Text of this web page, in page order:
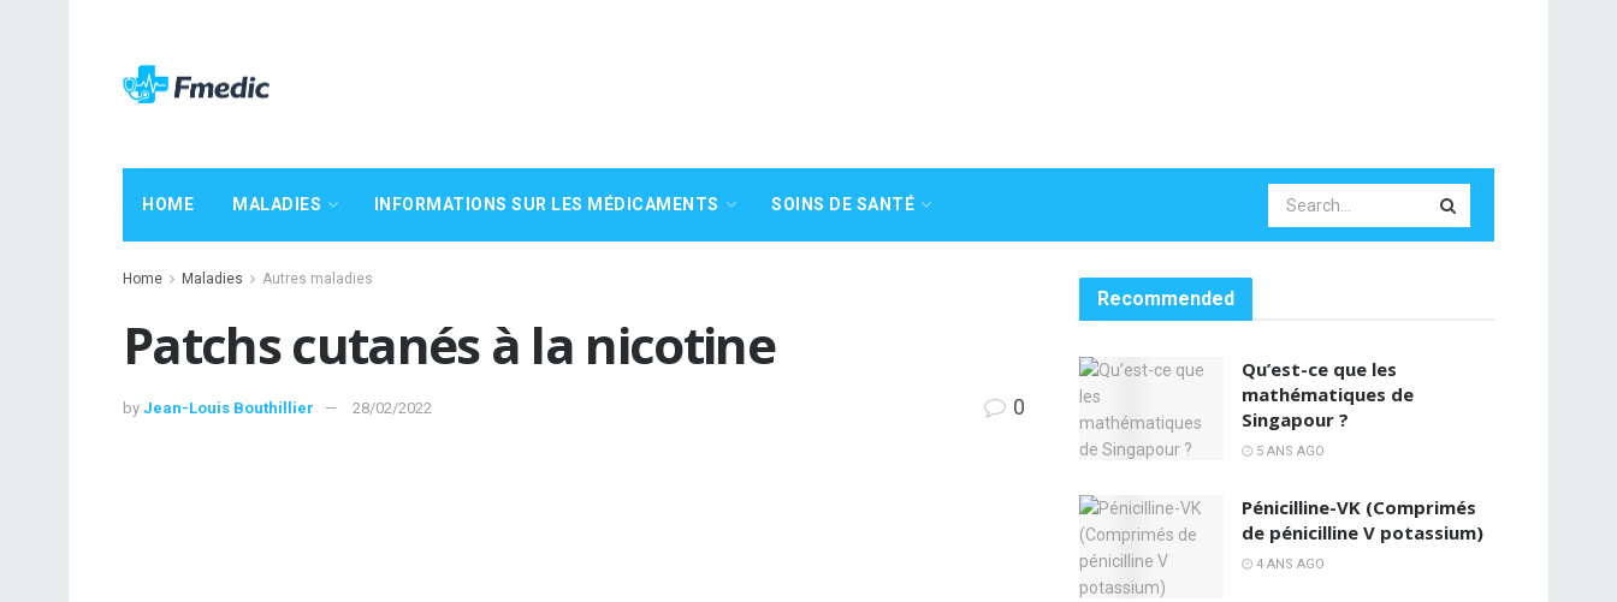
HOME MALADIES INFORMATIONS SUR LES MÉDICAMENTS SOINS DE SANTÉ
Home Maladies Autres maladies
Patchs cutanés à la nicotine
by Jean-Louis Bouthillier 28/02/2022 0
Recommended
Qu’est-ce que les
mathématiques de
Singapour ?
5 ANS AGO
Pénicilline-VK (Comprimés
de pénicilline V potassium)
4 ANS AGO